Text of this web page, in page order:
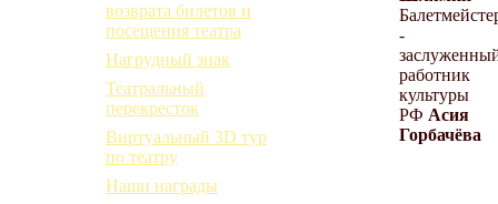
возврата билетов и
посещения театра
Нагрудный знак
Театральный
перекресток
Виртуальный 3D тур
по театру
Наши награды
-
работник
культуры
РФ Асия
Горбачёва